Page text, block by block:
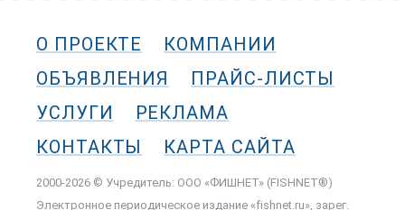
О ПРОЕКТЕ
КОМПАНИИ
ОБЪЯВЛЕНИЯ
ПРАЙС-ЛИСТЫ
УСЛУГИ
РЕКЛАМА
КОНТАКТЫ
КАРТА САЙТА
2000-2026 © Учредитель: ООО «ФИШНЕТ» (FISHNET®)
Электронное периодическое издание «fishnet.ru», зарег.